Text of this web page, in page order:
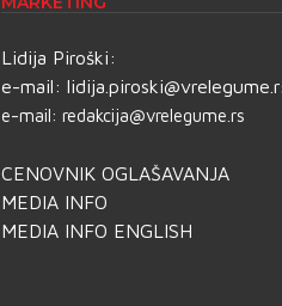
Lidija Piroški:
e-mail:
e-mail: redakcija@vrelegume.rs
CENOVNIK OGLAŠAVANJA
MEDIA INFO
MEDIA INFO ENGLISH